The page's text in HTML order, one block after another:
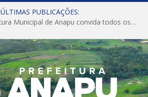
ÚLTIMAS PUBLICAÇÕES:
CONVITE A Prefeitura Municipal de Anapu convida todos os servidores públicos municipais para participarem da Audiência Pública de discussão da Lei de Diretrizes Orçamentárias (LDO), importante instrumento de planejamento das ações e investimentos da Administração Pública para o próximo exercício financeiro.